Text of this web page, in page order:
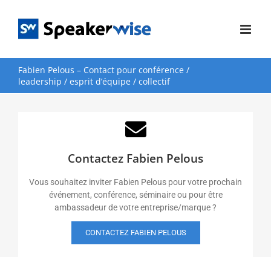
contenu
Fabien Pelous – Contact pour conférence /
leadership / esprit d’équipe / collectif
Contactez Fabien Pelous
Vous souhaitez inviter Fabien Pelous pour votre prochain
événement, conférence, séminaire ou pour être
ambassadeur de votre entreprise/marque ?
CONTACTEZ FABIEN PELOUS